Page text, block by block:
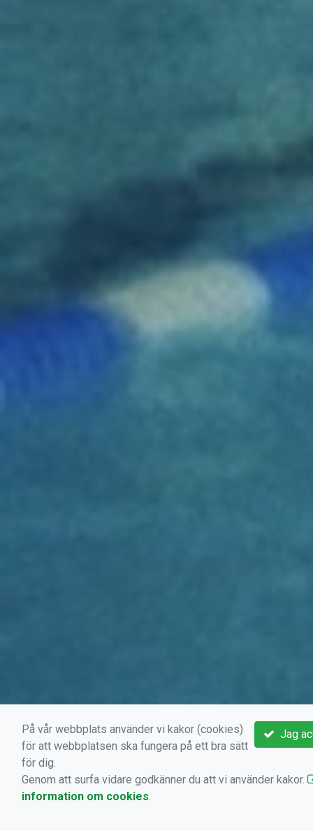
Jag
På vår webbplats använder vi kakor (cookies)
för att webbplatsen ska fungera på ett bra sätt
för dig.
Genom att surfa vidare godkänner du att vi använder kakor.
information om cookies.